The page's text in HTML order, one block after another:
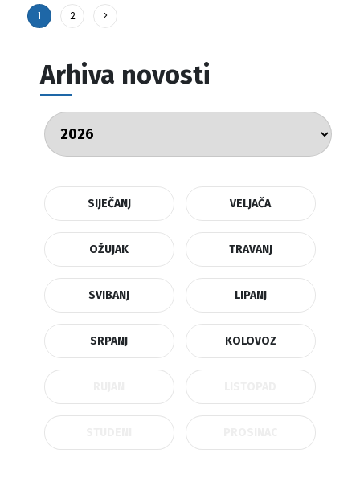
1 2 >
Arhiva novosti
SIJEČANJ VELJAČA
OŽUJAK TRAVANJ
SVIBANJ LIPANJ
SRPANJ KOLOVOZ